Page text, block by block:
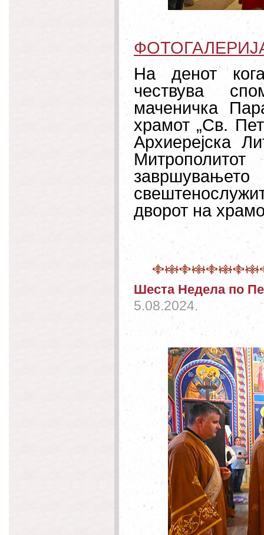
На денот
чествува
маченичка
храмот „Св.
Архиерејска
дворот на
Шеста Недела по
5.08.2024.